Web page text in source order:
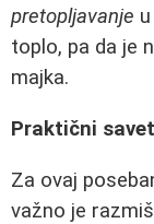
pretopljavanje
toplo, pa da je
majka.
Praktični
Za ovaj
važno je